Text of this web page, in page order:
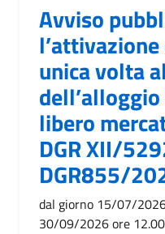
Avviso
unica volta
libero
DGR XII/
DGR855/
dal giorno 15/07/
30/09/2026 ore 12.00